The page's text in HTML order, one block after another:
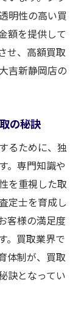
明性の高い買
額を提供して
せ、高額買取
吉新静岡店の
の秘訣
るために、独
。専門知識や
を重視した取
定士を育成し
客様の満足度
。買取業界で
体制が、買取
訣となってい